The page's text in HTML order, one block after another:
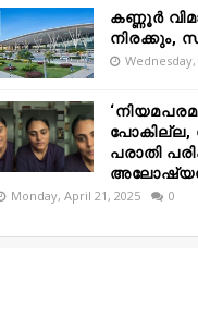
കണ്ണൂർ
നിരക്കും,
പോകില്ല,
പരാതി
Monday, April 21, 2025 0